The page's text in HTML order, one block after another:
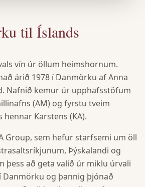
til Íslands
vín úr öllum heimshornum.
árið 1978 í Danmörku af Anna
Nafnið kemur úr upphafsstöfum
(AM) og fyrstu tveim
Karstens (KA).
Group, sem hefur starfsemi um öll
Þýskalandi og
þess að geta valið úr miklu úrvali
Danmörku og þannig þjónað